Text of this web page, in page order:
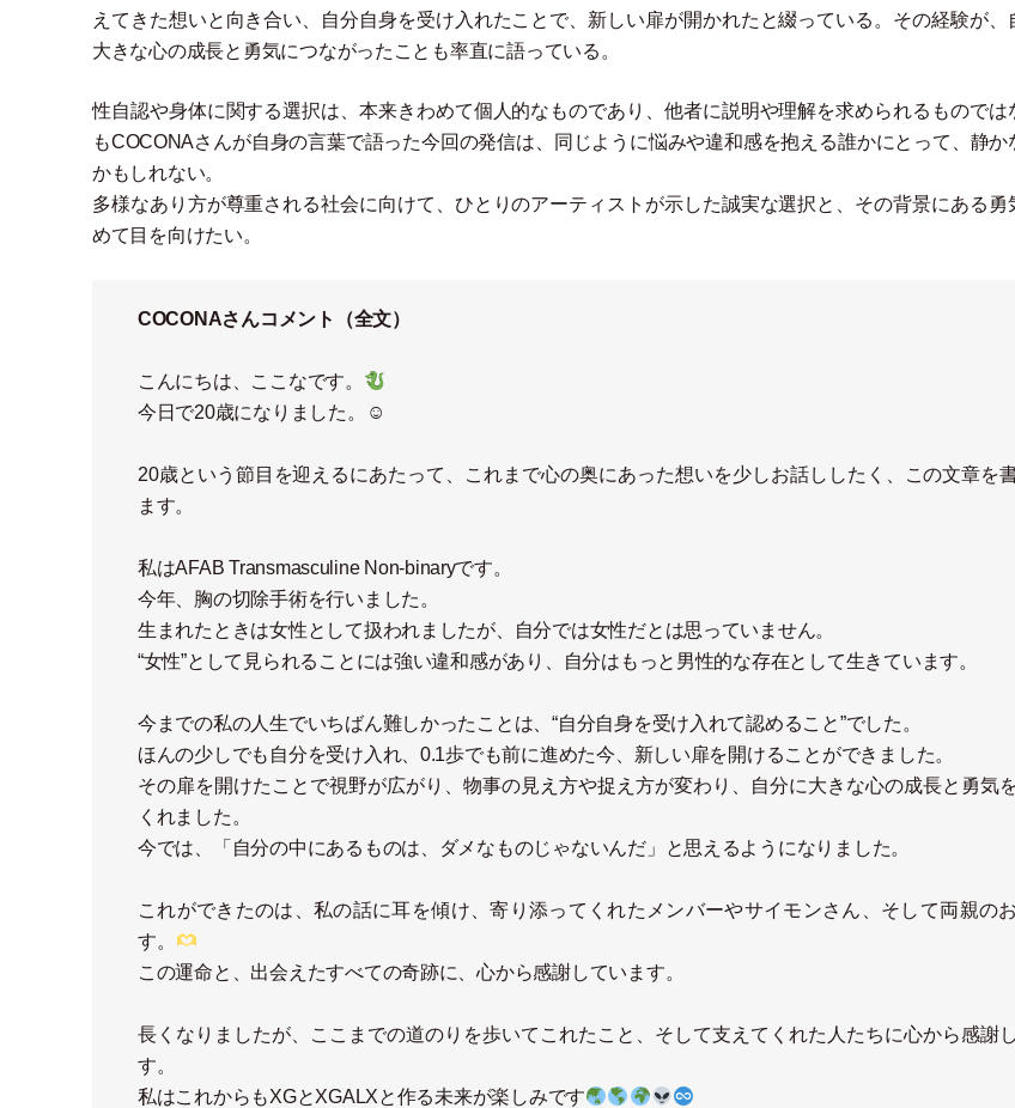
えてきた想いと向き合い、自分自身を受け入れたことで、新しい扉が開かれたと綴っている。その経験が、
大きな心の成長と勇気につながったことも率直に語っている。
性自認や身体に関する選択は、本来きわめて個人的なものであり、他者に説明や理解を求められるものでは
もCOCONAさんが自身の言葉で語った今回の発信は、同じように悩みや違和感を抱える誰かにとって、静か
かもしれない。
多様なあり方が尊重される社会に向けて、ひとりのアーティストが示した誠実な選択と、その背景にある勇
めて目を向けたい。
COCONAさんコメント （全文）
こんにちは、ここなです。
今日で20歳になりました。☺︎
20歳という節目を迎えるにあたって、これまで心の奥にあった想いを少しお話ししたく、この文章を
ます。
私はAFAB Transmasculine Non-binaryです。
今年、胸の切除手術を行いました。
生まれたときは女性として扱われましたが、自分では女性だとは思っていません。
“女性”として見られることには強い違和感があり、自分はもっと男性的な存在として生きています。
今までの私の人生でいちばん難しかったことは、“自分自身を受け入れて認めること”でした。
ほんの少しでも自分を受け入れ、0.1歩でも前に進めた今、新しい扉を開けることができました。
その扉を開けたことで視野が広がり、物事の見え方や捉え方が変わり、自分に大きな心の成長と勇気
くれました。
今では、
「 自分の中にあるものは、ダメなものじゃないんだ」 と思えるようになりました。
これができたのは、私の話に耳を傾け、寄り添ってくれたメンバーやサイモンさん、そして両親の
す。
この運命と、出会えたすべての奇跡に、心から感謝しています。
長くなりましたが、ここまでの道のりを歩いてこれたこと、そして支えてくれた人たちに心から感謝
す。
私はこれからもXGとXGALXと作る未来が楽しみです